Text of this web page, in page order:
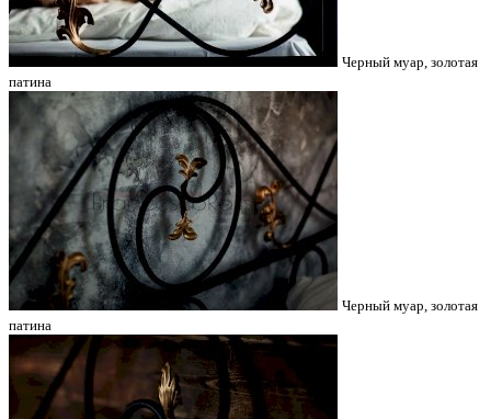
Черный муар, золотая
патина
Черный муар, золотая
патина